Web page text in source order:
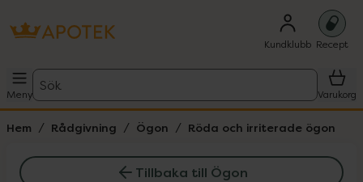
Kundklubb Recept
Meny
Sök
Varukorg
Hem Rådgivning Ögon Röda och irriterade ögon
Tillbaka till Ögon